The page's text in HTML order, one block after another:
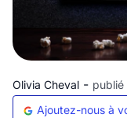
Olivia Cheval - publié
Ajoutez-nous à